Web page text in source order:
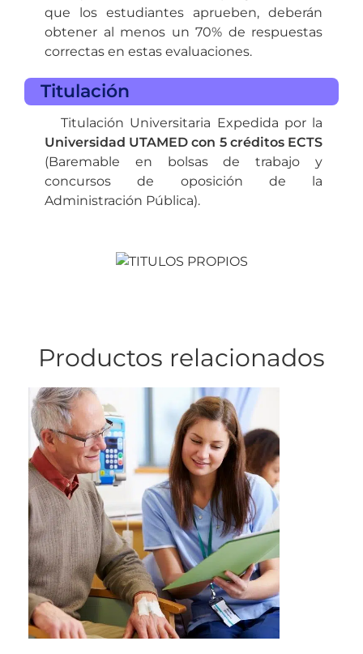
que los estudiantes aprueben, deberán
obtener al menos un 70% de respuestas
correctas en estas evaluaciones.
Titulación
Titulación Universitaria Expedida por la
Universidad UTAMED con 5 créditos ECTS
(Baremable en bolsas de trabajo y
concursos de oposición de la
Administración Pública).
Productos relacionados